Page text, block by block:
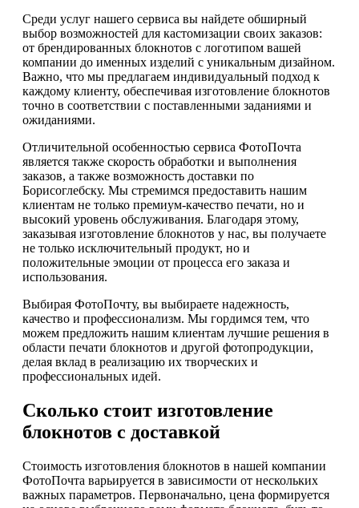
Среди услуг нашего сервиса вы найдете обширный
выбор возможностей для кастомизации своих заказов:
от брендированных блокнотов с логотипом вашей
компании до именных изделий с уникальным дизайном.
Важно, что мы предлагаем индивидуальный подход к
каждому клиенту, обеспечивая изготовление блокнотов
точно в соответствии с поставленными заданиями и
ожиданиями.
Отличительной особенностью сервиса ФотоПочта
является также скорость обработки и выполнения
заказов, а также возможность доставки по
Борисоглебску. Мы стремимся предоставить нашим
клиентам не только премиум-качество печати, но и
высокий уровень обслуживания. Благодаря этому,
заказывая изготовление блокнотов у нас, вы получаете
не только исключительный продукт, но и
положительные эмоции от процесса его заказа и
использования.
Выбирая ФотоПочту, вы выбираете надежность,
качество и профессионализм. Мы гордимся тем, что
можем предложить нашим клиентам лучшие решения в
области печати блокнотов и другой фотопродукции,
делая вклад в реализацию их творческих и
профессиональных идей.
Сколько стоит изготовление
блокнотов с доставкой
Стоимость изготовления блокнотов в нашей компании
ФотоПочта варьируется в зависимости от нескольких
важных параметров. Первоначально, цена формируется